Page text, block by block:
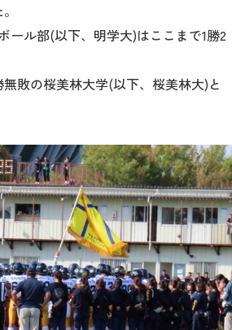
ール部(以下、明学大)はここまで1勝2
敗の桜美林大学(以下、桜美林大)と